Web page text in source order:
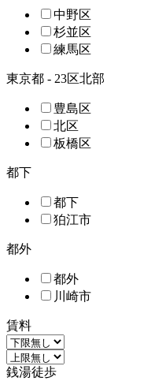
中野区
杉並区
練馬区
東京都 - 23区北部
豊島区
北区
板橋区
都下
都下
狛江市
都外
都外
川崎市
賃料
銭湯徒歩